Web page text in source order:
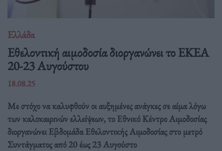
Ελλάδα
Eθελοντική αιμοδοσία διοργανώνει το ΕΚΕΑ
20-23 Αυγούστου
18.08.25
Με στόχο να καλυφθούν οι αυξημένες ανάγκες σε αίμα λόγω
των καλοκαιρινών ελλείψεων, το Εθνικό Κέντρο Αιμοδοσίας
διοργανώνει Εβδομάδα Εθελοντικής Αιμοδοσίας στο μετρό
Συντάγματος από 20 έως 23 Αυγούστο